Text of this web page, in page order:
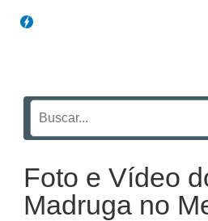
Foto e Vídeo
Madruga no